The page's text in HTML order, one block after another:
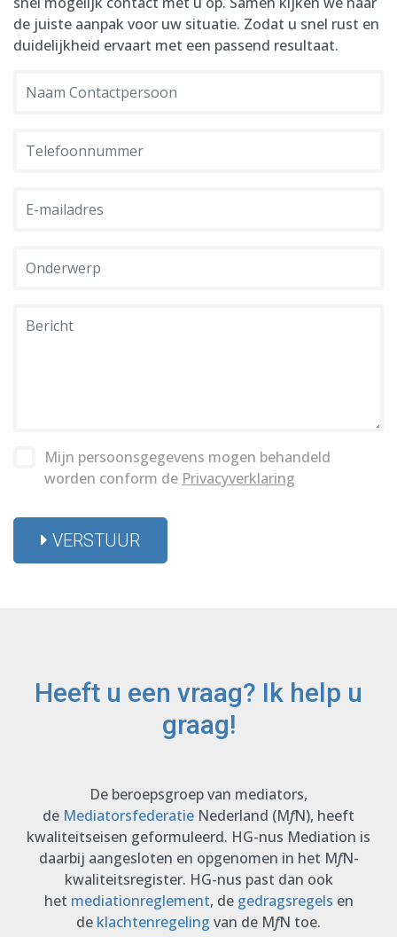
de juiste aanpak voor uw situatie. Zodat u snel rust en
duidelijkheid ervaart met een passend resultaat.
Mijn persoonsgegevens mogen behandeld
worden conform de Privacyverklaring
VERSTUUR
Heeft u een vraag? Ik help u
graag!
De beroepsgroep van mediators,
de Mediatorsfederatie Nederland (MfN), heeft
kwaliteitseisen geformuleerd. HG-nus Mediation is
daarbij aangesloten en opgenomen in het MfN-
kwaliteitsregister. HG-nus past dan ook
het mediationreglement, de gedragsregels en
de klachtenregeling van de MfN toe.